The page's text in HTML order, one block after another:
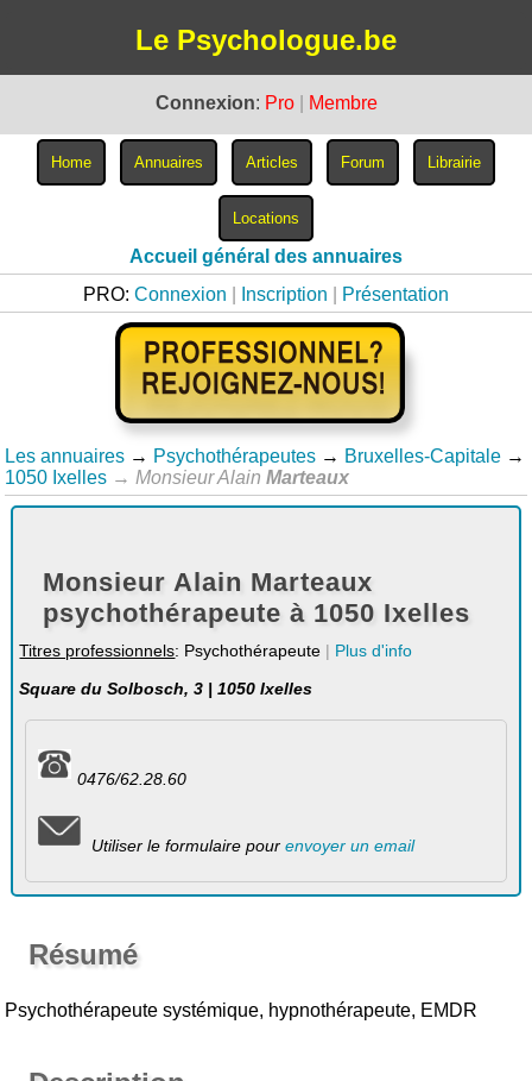
Le Psychologue.be
Connexion: Pro Membre
Accueil général des annuaires
PRO: Connexion Inscription Présentation
Les annuaires → Psychothérapeutes → Bruxelles-Capitale →
1050 Ixelles → Monsieur AlainMarteaux
Monsieur Alain Marteaux
psychothérapeute à 1050 Ixelles
Titres professionnels: Psychothérapeute | Plus d'info
Square du Solbosch, 3 | 1050 Ixelles
0476/62.28.60
Utiliser le formulaire pour envoyer un email
Résumé
Psychothérapeute systémique, hypnothérapeute, EMDR